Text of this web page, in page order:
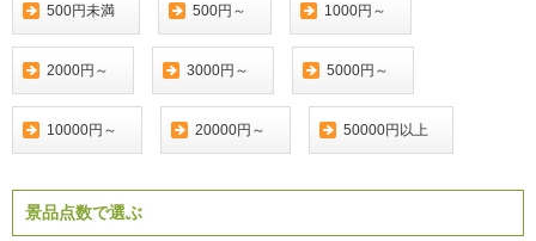
500円未満 500円～ 1000円～
2000円～ 3000円～ 5000円～
10000円～ 20000円～ 50000円以上
景品点数で選ぶ